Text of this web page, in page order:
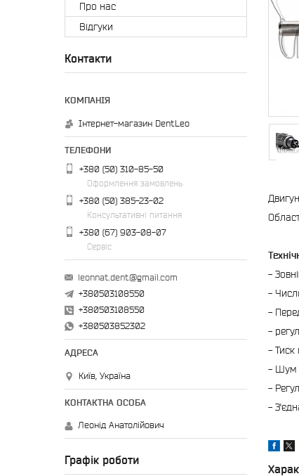
-
-
-
-
- Тиск
- Шум
-
-
Про нас
Вiдгуки
Контакти
Інтернет-магазин DentLeo
+380 (50) 310-85-50
Оформлення замовлень
+380 (50) 385-23-02
Консультативні питання
+380 (67) 903-08-07
Сервіс
leonnat.dent@gmail.com
+380503108550
+380503108550
+380503852302
Київ, Україна
Леонід Анатолійович
Графік роботи